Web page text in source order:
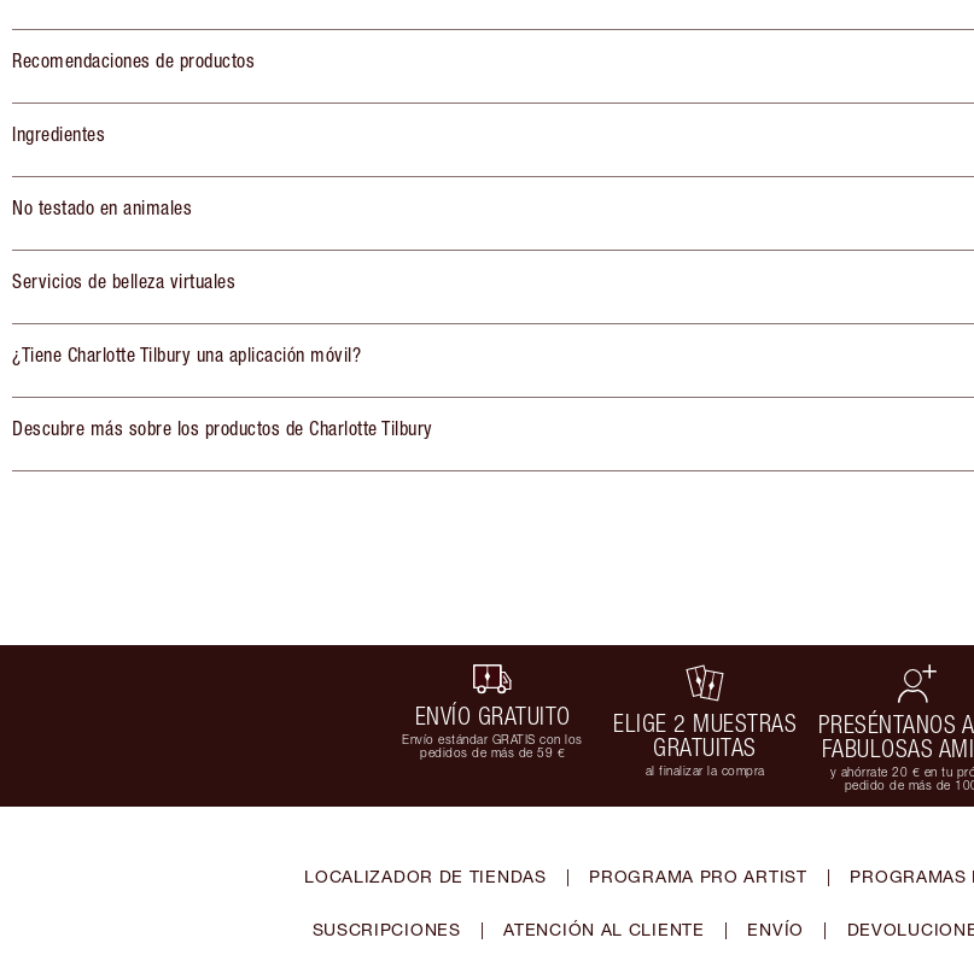
Recomendaciones de productos
Ingredientes
No testado en animales
Servicios de belleza virtuales
¿Tiene Charlotte Tilbury una aplicación móvil?
Descubre más sobre los productos de Charlotte Tilbury
ENVÍO GRATUITO
Envío estándar GRATIS con los
pedidos de más de 59 €
ELIGE 2 MUESTRAS
GRATUITAS
al finalizar la compra
PRESÉNTANOS
FABULOSAS
y ahórrate 20 € en tu
pedido de más de
LOCALIZADOR DE TIENDAS | PROGRAMA PRO ARTIST | PROGRAMAS
SUSCRIPCIONES | ATENCIÓN AL CLIENTE | ENVÍO |